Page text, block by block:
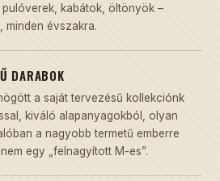
kabátok, öltönyök –
minden évszakra.
DARABOK
a saját tervezésű kollekciónk
kiváló alapanyagokból, olyan
a nagyobb termetű emberre
egy „felnagyított M-es”.